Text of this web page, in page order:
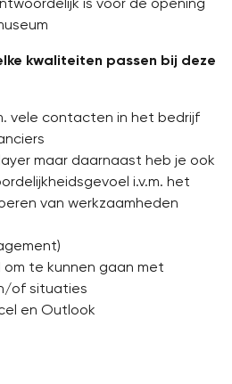
kwaliteiten passen bij deze
vele contacten in het bedrijf
maar daarnaast heb je ook
i.v.m. het
van werkzaamheden
te kunnen gaan met
of situaties
en Outlook